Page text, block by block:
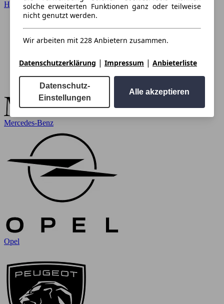
Hyundai
Mercedes-Benz
Opel
solche erweiterten Funktionen ganz oder teilweise
nicht genutzt werden.
Wir arbeiten mit 228 Anbietern zusammen.
Datenschutzerklärung | Impressum | Anbieterliste
Datenschutz-
Einstellungen
Alle akzeptieren